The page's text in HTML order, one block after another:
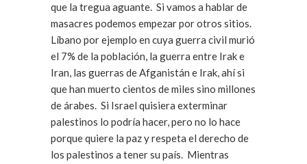
que la tregua aguante. Si vamos a hablar de
masacres podemos empezar por otros sitios.
Líbano por ejemplo en cuya guerra civil murió
el 7% de la población, la guerra entre Irak e
Iran, las guerras de Afganistán e Irak, ahí si
que han muerto cientos de miles sino millones
de árabes. Si Israel quisiera exterminar
palestinos lo podría hacer, pero no lo hace
porque quiere la paz y respeta el derecho de
los palestinos a tener su país. Mientras